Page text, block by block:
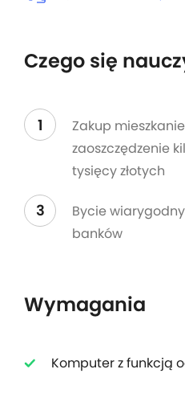
Czego się
1
Zakup
zaoszczędzenie
tysięcy złotych
3
Bycie
banków
Wymagania
Komputer z funkcją